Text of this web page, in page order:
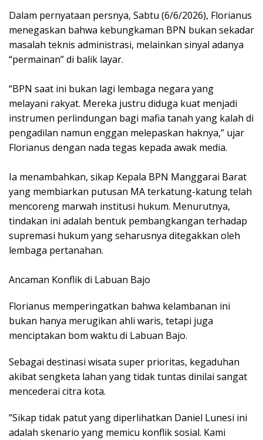
​Dalam pernyataan persnya, Sabtu (6/6/2026), Florianus
menegaskan bahwa kebungkaman BPN bukan sekadar
masalah teknis administrasi, melainkan sinyal adanya
“permainan” di balik layar.
“BPN saat ini bukan lagi lembaga negara yang
melayani rakyat. Mereka justru diduga kuat menjadi
instrumen perlindungan bagi mafia tanah yang kalah di
pengadilan namun enggan melepaskan haknya,” ujar
Florianus dengan nada tegas kepada awak media.
Ia menambahkan, sikap Kepala BPN Manggarai Barat
yang membiarkan putusan MA terkatung-katung telah
mencoreng marwah institusi hukum. Menurutnya,
tindakan ini adalah bentuk pembangkangan terhadap
supremasi hukum yang seharusnya ditegakkan oleh
lembaga pertanahan.
Ancaman Konflik di Labuan Bajo
​Florianus memperingatkan bahwa kelambanan ini
bukan hanya merugikan ahli waris, tetapi juga
menciptakan bom waktu di Labuan Bajo.
Sebagai destinasi wisata super prioritas, kegaduhan
akibat sengketa lahan yang tidak tuntas dinilai sangat
mencederai citra kota.
​”Sikap tidak patut yang diperlihatkan Daniel Lunesi ini
adalah skenario yang memicu konflik sosial. Kami